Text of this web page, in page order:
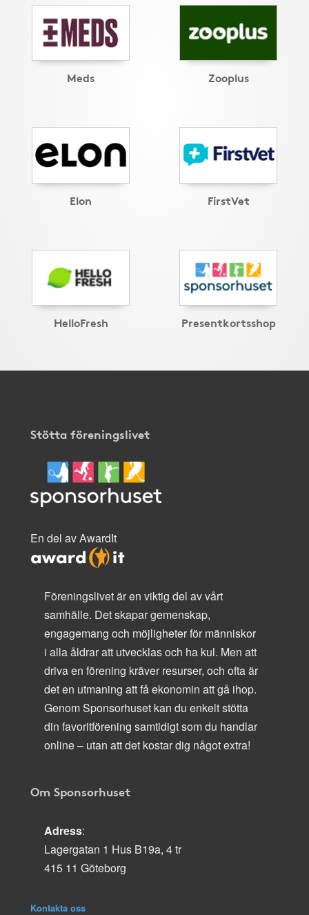
Meds Zooplus
Elon FirstVet
HelloFresh Presentkortsshop
Stötta föreningslivet
En del av AwardIt
Föreningslivet är en viktig del av vårt
samhälle. Det skapar gemenskap,
engagemang och möjligheter för människor
i alla åldrar att utvecklas och ha kul. Men att
driva en förening kräver resurser, och ofta är
det en utmaning att få ekonomin att gå ihop.
Genom Sponsorhuset kan du enkelt stötta
din favoritförening samtidigt som du handlar
online – utan att det kostar dig något extra!
Om Sponsorhuset
Adress:
Lagergatan 1 Hus B19a, 4 tr
415 11 Göteborg
Kontakta oss